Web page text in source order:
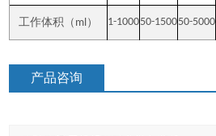
工作体积（ ml ） 1-100050-150050-5000
产品咨询